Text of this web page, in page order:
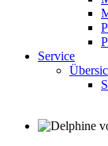
Service